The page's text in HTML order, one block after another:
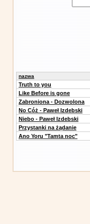
nazwa
Truth to you
Like Before is gone
Zabroniona - Dozwolona
No Cóż - Paweł Izdebski
Niebo - Paweł Izdebski
Przystanki na żądanie
Ano Yoru "Tamta noc"